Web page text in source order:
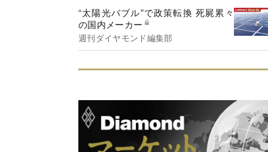
“太陽光バブル”で政策転換 死屍累々
の国内メーカー
週刊ダイヤモンド編集部